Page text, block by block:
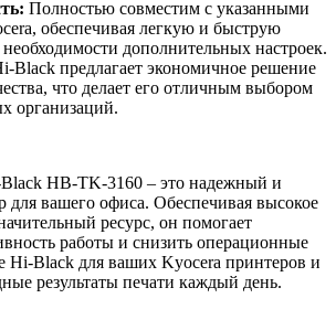
Полностью совместим с указанными
обеспечивая легкую и быструю
необходимости дополнительных настроек.
Black предлагает экономичное решение
что делает его отличным выбором
организаций.
HB-TK-3160 – это надежный и
вашего офиса. Обеспечивая высокое
ресурс, он помогает
работы и снизить операционные
Hi-Black для ваших Kyocera принтеров и
результаты печати каждый день.